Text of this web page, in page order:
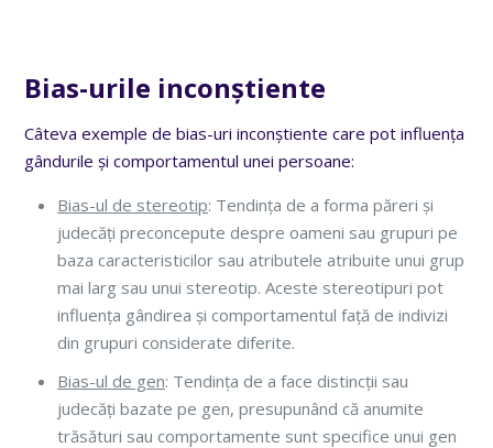
Bias-urile inconștiente
Câteva exemple de bias-uri inconștiente care pot influența
gândurile și comportamentul unei persoane:
Bias-ul de stereotip: Tendința de a forma păreri și
judecăți preconcepute despre oameni sau grupuri pe
baza caracteristicilor sau atributele atribuite unui grup
mai larg sau unui stereotip. Aceste stereotipuri pot
influența gândirea și comportamentul față de indivizi
din grupuri considerate diferite.
Bias-ul de gen: Tendința de a face distincții sau
judecăți bazate pe gen, presupunând că anumite
trăsături sau comportamente sunt specifice unui gen